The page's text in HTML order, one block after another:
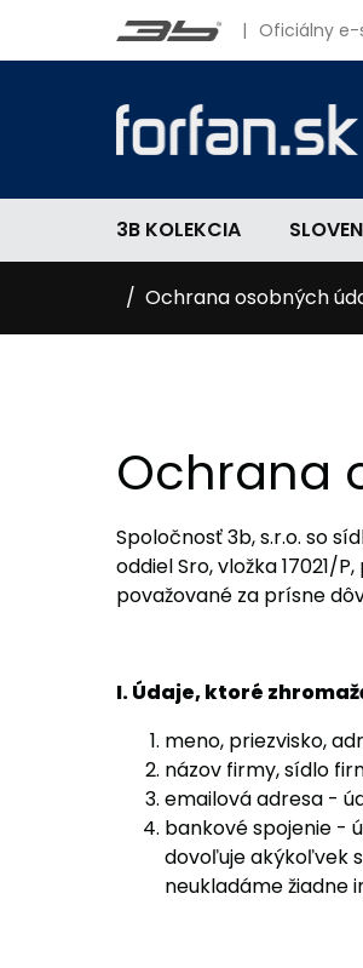
| Oficiálny e-
3B KOLEKCIA
Ochrana osobných
Ochrana
Spoločnosť 3b, s.r.o. so
oddiel Sro, vložka 17021/
považované za prísne
I. Údaje, ktoré
meno, priezvisko,
názov firmy, sídlo
emailová adresa -
bankové spojenie -
dovoľuje akýkoľvek
neukladáme žiadne